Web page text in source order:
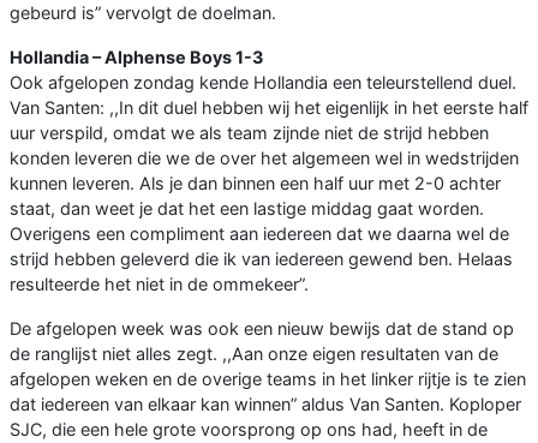
gebeurd is” vervolgt de doelman.
Hollandia – Alphense Boys 1-3
Ook afgelopen zondag kende Hollandia een teleurstellend duel.
Van Santen: ,,In dit duel hebben wij het eigenlijk in het eerste half
uur verspild, omdat we als team zijnde niet de strijd hebben
konden leveren die we de over het algemeen wel in wedstrijden
kunnen leveren. Als je dan binnen een half uur met 2-0 achter
staat, dan weet je dat het een lastige middag gaat worden.
Overigens een compliment aan iedereen dat we daarna wel de
strijd hebben geleverd die ik van iedereen gewend ben. Helaas
resulteerde het niet in de ommekeer”.
De afgelopen week was ook een nieuw bewijs dat de stand op
de ranglijst niet alles zegt. ,,Aan onze eigen resultaten van de
afgelopen weken en de overige teams in het linker rijtje is te zien
dat iedereen van elkaar kan winnen” aldus Van Santen. Koploper
SJC, die een hele grote voorsprong op ons had, heeft in de